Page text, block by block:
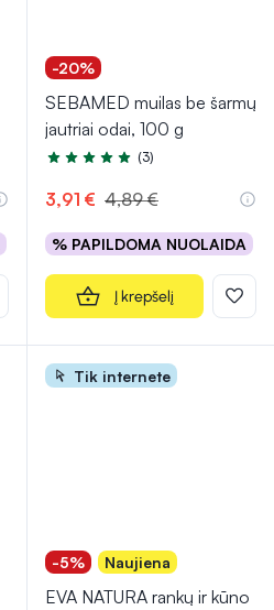
-20%
SEBAMED muilas be šarmų
jautriai odai, 100 g
Įvertinimas 5.0 iš 5
(3)
3,91 € 4,89 €
% PAPILDOMA NUOLAIDA
Į krepšelį
Tik internete
-5% Naujiena
EVA NATURA rankų ir kūno